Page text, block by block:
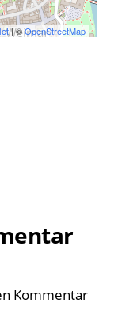
| ©OpenStreetMap
Kommentar